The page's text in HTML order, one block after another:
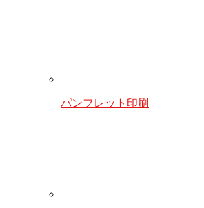
パンフレット印刷